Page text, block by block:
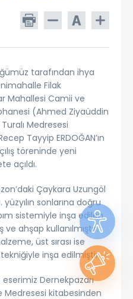
tarafından ihya
Filak
Mahallesi Camii ve
(Ahmed Ziyaüddin
Medresesi
Tayyip ERDOĞAN’ın
töreninde yeni
açıldı.
Çaykara Uzungöl
sonlarına doğru
sistemiyle inşa edilen
ahşap kullanılmıştır.
üst sırası ise
inşa edilmiştir.
Dernekpazarı
Medresesi kitabesinden